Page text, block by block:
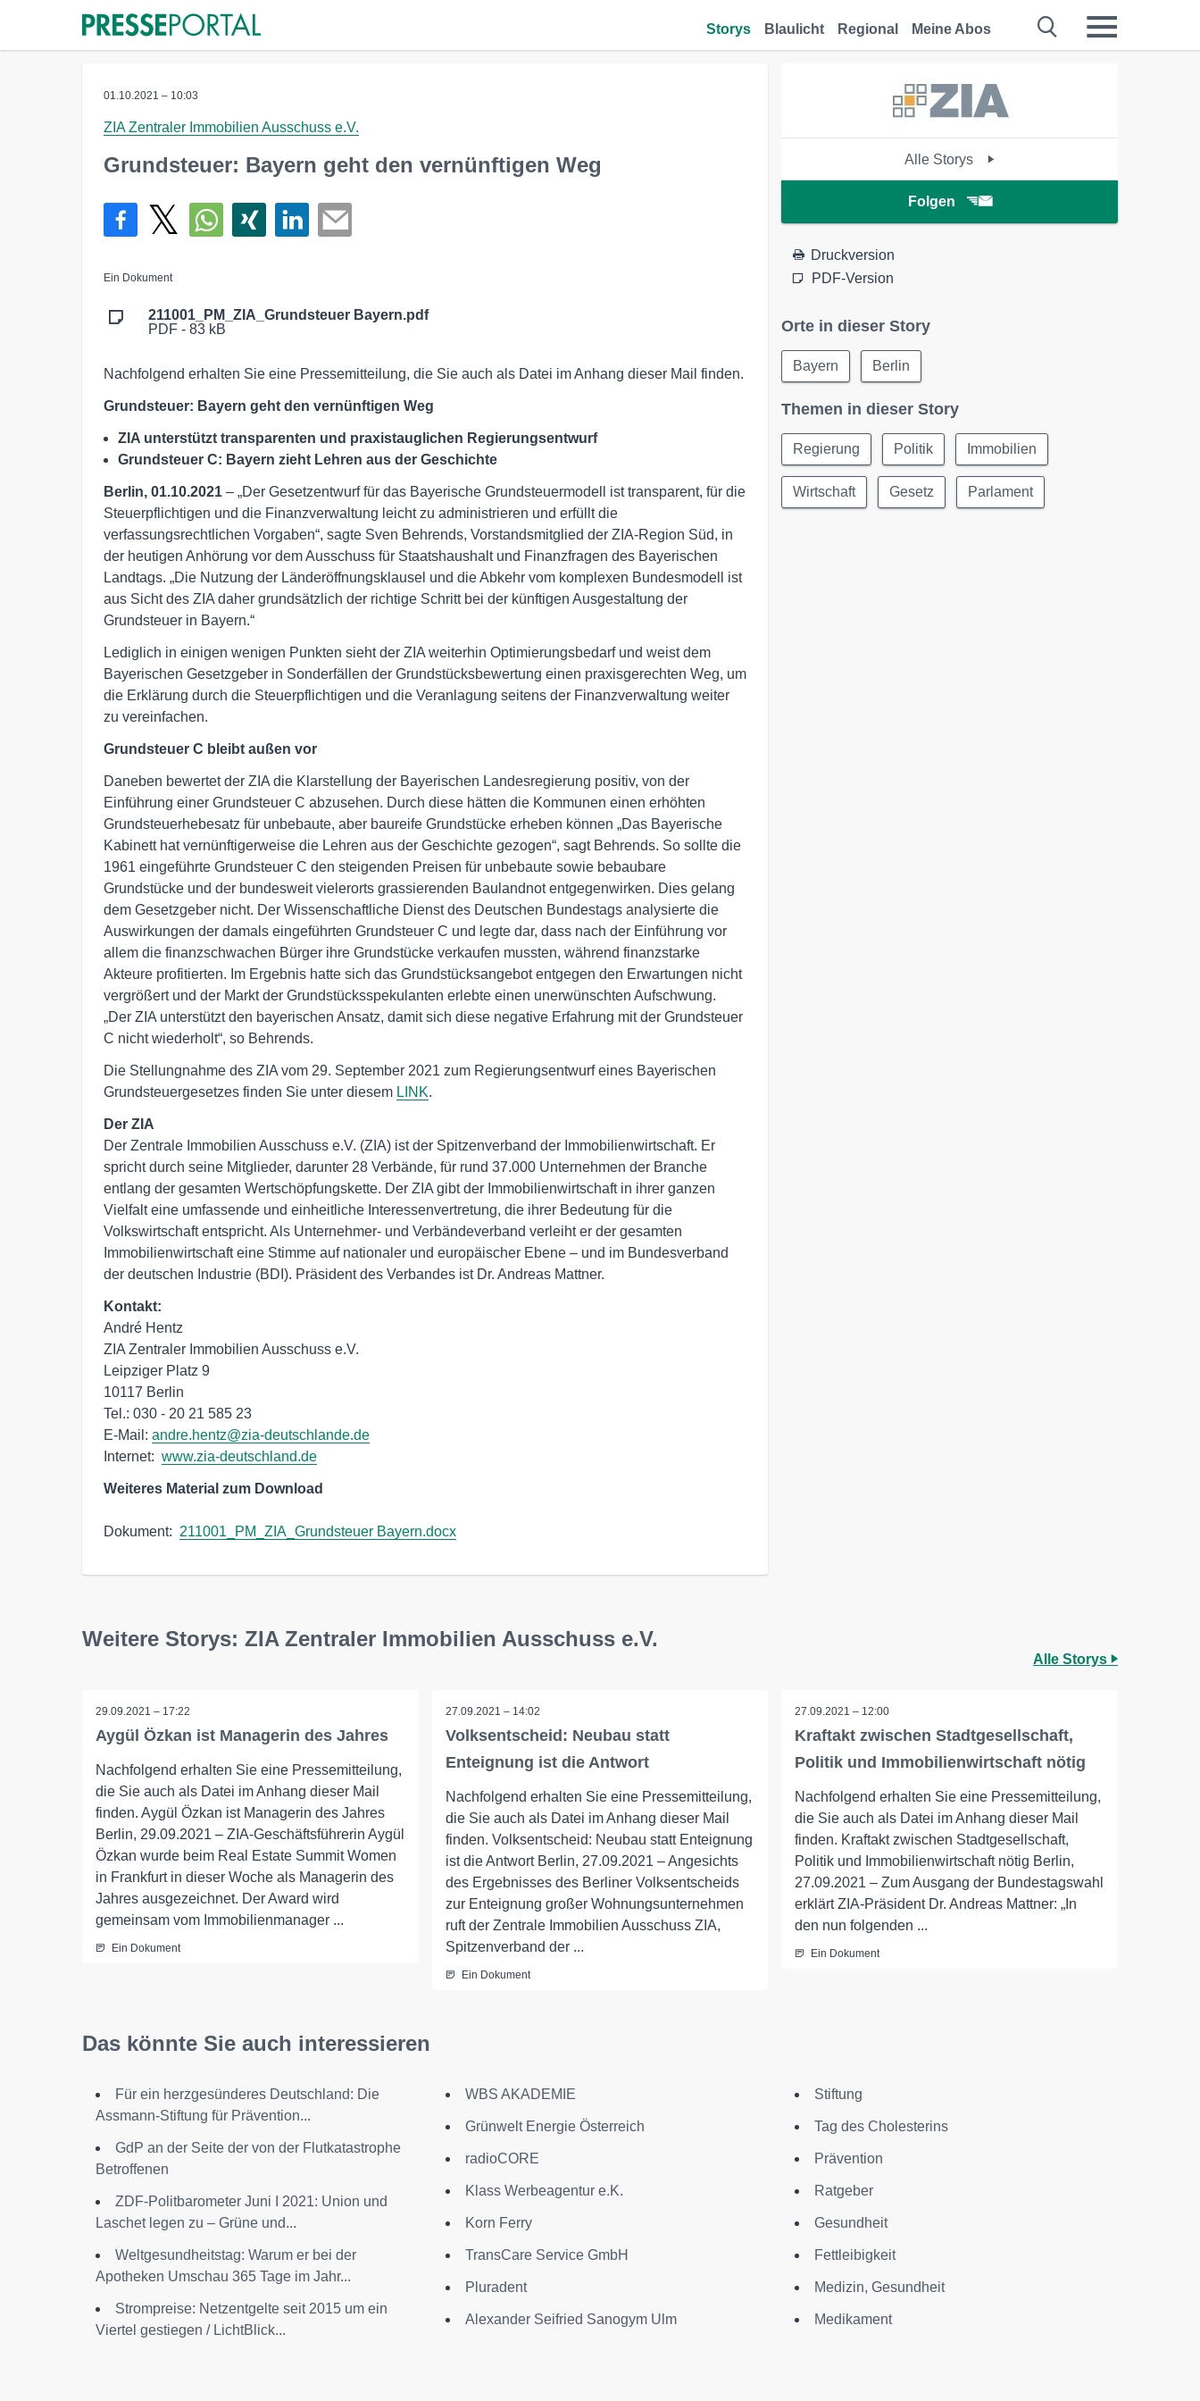
Storys Blaulicht Regional Meine Abos
01.10.2021 – 10:03
ZIA Zentraler Immobilien Ausschuss e.V.
Grundsteuer: Bayern geht den vernünftigen Weg
Ein Dokument
211001_PM_ZIA_Grundsteuer Bayern.pdf
PDF - 83 kB
Nachfolgend erhalten Sie eine Pressemitteilung, die Sie auch als Datei im Anhang dieser Mail finden.
Grundsteuer: Bayern geht den vernünftigen Weg
ZIA unterstützt transparenten und praxistauglichen Regierungsentwurf
Grundsteuer C: Bayern zieht Lehren aus der Geschichte
Berlin, 01.10.2021 – „Der Gesetzentwurf für das Bayerische Grundsteuermodell ist transparent, für die
Steuerpflichtigen und die Finanzverwaltung leicht zu administrieren und erfüllt die
verfassungsrechtlichen Vorgaben“, sagte Sven Behrends, Vorstandsmitglied der ZIA-Region Süd, in
der heutigen Anhörung vor dem Ausschuss für Staatshaushalt und Finanzfragen des Bayerischen
Landtags. „Die Nutzung der Länderöffnungsklausel und die Abkehr vom komplexen Bundesmodell ist
aus Sicht des ZIA daher grundsätzlich der richtige Schritt bei der künftigen Ausgestaltung der
Grundsteuer in Bayern.“
Lediglich in einigen wenigen Punkten sieht der ZIA weiterhin Optimierungsbedarf und weist dem
Bayerischen Gesetzgeber in Sonderfällen der Grundstücksbewertung einen praxisgerechten Weg, um
die Erklärung durch die Steuerpflichtigen und die Veranlagung seitens der Finanzverwaltung weiter
zu vereinfachen.
Grundsteuer C bleibt außen vor
Daneben bewertet der ZIA die Klarstellung der Bayerischen Landesregierung positiv, von der
Einführung einer Grundsteuer C abzusehen. Durch diese hätten die Kommunen einen erhöhten
Grundsteuerhebesatz für unbebaute, aber baureife Grundstücke erheben können „Das Bayerische
Kabinett hat vernünftigerweise die Lehren aus der Geschichte gezogen“, sagt Behrends. So sollte die
1961 eingeführte Grundsteuer C den steigenden Preisen für unbebaute sowie bebaubare
Grundstücke und der bundesweit vielerorts grassierenden Baulandnot entgegenwirken. Dies gelang
dem Gesetzgeber nicht. Der Wissenschaftliche Dienst des Deutschen Bundestags analysierte die
Auswirkungen der damals eingeführten Grundsteuer C und legte dar, dass nach der Einführung vor
allem die finanzschwachen Bürger ihre Grundstücke verkaufen mussten, während finanzstarke
Akteure profitierten. Im Ergebnis hatte sich das Grundstücksangebot entgegen den Erwartungen nicht
vergrößert und der Markt der Grundstücksspekulanten erlebte einen unerwünschten Aufschwung.
„Der ZIA unterstützt den bayerischen Ansatz, damit sich diese negative Erfahrung mit der Grundsteuer
C nicht wiederholt“, so Behrends.
Die Stellungnahme des ZIA vom 29. September 2021 zum Regierungsentwurf eines Bayerischen
Grundsteuergesetzes finden Sie unter diesem LINK.
Der ZIA
Der Zentrale Immobilien Ausschuss e.V. (ZIA) ist der Spitzenverband der Immobilienwirtschaft. Er
spricht durch seine Mitglieder, darunter 28 Verbände, für rund 37.000 Unternehmen der Branche
entlang der gesamten Wertschöpfungskette. Der ZIA gibt der Immobilienwirtschaft in ihrer ganzen
Vielfalt eine umfassende und einheitliche Interessenvertretung, die ihrer Bedeutung für die
Volkswirtschaft entspricht. Als Unternehmer- und Verbändeverband verleiht er der gesamten
Immobilienwirtschaft eine Stimme auf nationaler und europäischer Ebene – und im Bundesverband
der deutschen Industrie (BDI). Präsident des Verbandes ist Dr. Andreas Mattner.
Kontakt:
André Hentz
ZIA Zentraler Immobilien Ausschuss e.V.
Leipziger Platz 9
10117 Berlin
Tel.: 030 - 20 21 585 23
E-Mail: andre.hentz@zia-deutschlande.de
Internet: www.zia-deutschland.de
Weiteres Material zum Download
Dokument: 211001_PM_ZIA_Grundsteuer Bayern.docx
Alle Storys
Folgen
Druckversion
PDF-Version
Orte in dieser Story
Bayern Berlin
Themen in dieser Story
Regierung Politik Immobilien
Wirtschaft Gesetz Parlament
Weitere Storys: ZIA Zentraler Immobilien Ausschuss e.V.
Alle Storys
29.09.2021 – 17:22
Aygül Özkan ist Managerin des Jahres
Nachfolgend erhalten Sie eine Pressemitteilung,
die Sie auch als Datei im Anhang dieser Mail
finden. Aygül Özkan ist Managerin des Jahres
Berlin, 29.09.2021 – ZIA-Geschäftsführerin Aygül
Özkan wurde beim Real Estate Summit Women
in Frankfurt in dieser Woche als Managerin des
Jahres ausgezeichnet. Der Award wird
gemeinsam vom Immobilienmanager ...
Ein Dokument
27.09.2021 – 14:02
Volksentscheid: Neubau statt
Enteignung ist die Antwort
Nachfolgend erhalten Sie eine Pressemitteilung,
die Sie auch als Datei im Anhang dieser Mail
finden. Volksentscheid: Neubau statt Enteignung
ist die Antwort Berlin, 27.09.2021 – Angesichts
des Ergebnisses des Berliner Volksentscheids
zur Enteignung großer Wohnungsunternehmen
ruft der Zentrale Immobilien Ausschuss ZIA,
Spitzenverband der ...
Ein Dokument
27.09.2021 – 12:00
Kraftakt zwischen Stadtgesellschaft,
Politik und Immobilienwirtschaft nötig
Nachfolgend erhalten Sie eine Pressemitteilung,
die Sie auch als Datei im Anhang dieser Mail
finden. Kraftakt zwischen Stadtgesellschaft,
Politik und Immobilienwirtschaft nötig Berlin,
27.09.2021 – Zum Ausgang der Bundestagswahl
erklärt ZIA-Präsident Dr. Andreas Mattner: „In
den nun folgenden ...
Ein Dokument
Das könnte Sie auch interessieren
Für ein herzgesünderes Deutschland: Die
Assmann-Stiftung für Prävention...
GdP an der Seite der von der Flutkatastrophe
Betroffenen
ZDF-Politbarometer Juni I 2021: Union und
Laschet legen zu – Grüne und...
Weltgesundheitstag: Warum er bei der
Apotheken Umschau 365 Tage im Jahr...
Strompreise: Netzentgelte seit 2015 um ein
Viertel gestiegen / LichtBlick...
WBS AKADEMIE
Grünwelt Energie Österreich
radioCORE
Klass Werbeagentur e.K.
Korn Ferry
TransCare Service GmbH
Pluradent
Alexander Seifried Sanogym Ulm
Stiftung
Tag des Cholesterins
Prävention
Ratgeber
Gesundheit
Fettleibigkeit
Medizin, Gesundheit
Medikament